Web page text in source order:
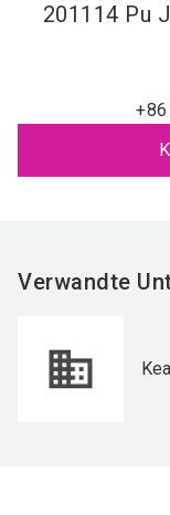
201114 Pu
Verwandte